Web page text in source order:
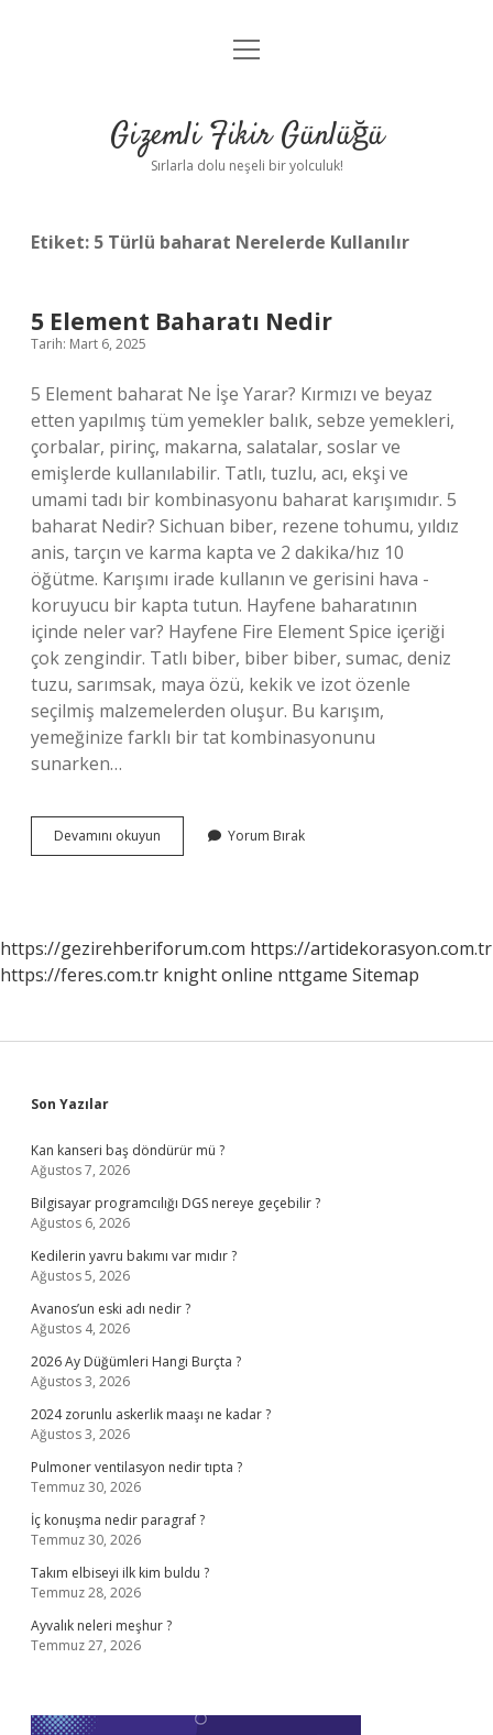
Anasayfa
Yasal Uyarı
menüyü
Gizemli Fikir Günlüğü
Sırlarla dolu neşeli bir yolculuk!
Etiket: 5 Türlü baharat Nerelerde Kullanılır
5 Element Baharatı Nedir
Tarih: Mart 6, 2025
5 Element baharat Ne İşe Yarar? Kırmızı ve beyaz
etten yapılmış tüm yemekler balık, sebze yemekleri,
çorbalar, pirinç, makarna, salatalar, soslar ve
emişlerde kullanılabilir. Tatlı, tuzlu, acı, ekşi ve
umami tadı bir kombinasyonu baharat karışımıdır. 5
baharat Nedir? Sichuan biber, rezene tohumu, yıldız
anis, tarçın ve karma kapta ve 2 dakika/hız 10
öğütme. Karışımı irade kullanın ve gerisini hava -
koruyucu bir kapta tutun. Hayfene baharatının
içinde neler var? Hayfene Fire Element Spice içeriği
çok zengindir. Tatlı biber, biber biber, sumac, deniz
tuzu, sarımsak, maya özü, kekik ve izot özenle
seçilmiş malzemelerden oluşur. Bu karışım,
yemeğinize farklı bir tat kombinasyonunu
sunarken…
Devamını okuyun
Element
Yorum Bırak
https://gezirehberiforum.com https://artidekorasyon.com.tr
https://feres.com.tr knight online nttgame Sitemap
Sidebar
Son Yazılar
Kan kanseri baş döndürür mü ?
Ağustos 7, 2026
Bilgisayar programcılığı DGS nereye geçebilir ?
Ağustos 6, 2026
Kedilerin yavru bakımı var mıdır ?
Ağustos 5, 2026
Avanos’un eski adı nedir ?
Ağustos 4, 2026
2026 Ay Düğümleri Hangi Burçta ?
Ağustos 3, 2026
2024 zorunlu askerlik maaşı ne kadar ?
Ağustos 3, 2026
Pulmoner ventilasyon nedir tıpta ?
Temmuz 30, 2026
İç konuşma nedir paragraf ?
Temmuz 30, 2026
Takım elbiseyi ilk kim buldu ?
Temmuz 28, 2026
Ayvalık neleri meşhur ?
Temmuz 27, 2026